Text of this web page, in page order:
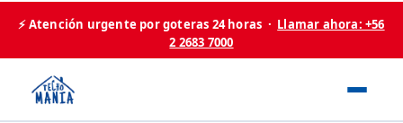
⚡ Atención urgente por goteras 24 horas · Llamar ahora: +56
2 2683 7000